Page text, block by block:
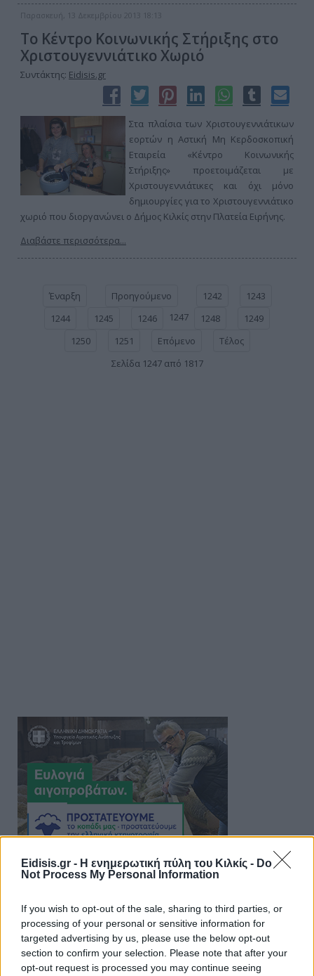
Eidisis.gr - Η ενημερωτική πύλη του Κιλκίς - Do
Not Process My Personal Information
If you wish to opt-out of the sale, sharing to third parties, or
processing of your personal or sensitive information for
targeted advertising by us, please use the below opt-out
section to confirm your selection. Please note that after your
opt-out request is processed you may continue seeing
Παρασκευή, 13 Δεκεμβρίου 2013 18:13
Το Κέντρο Κοινωνικής Στήριξης στο
Χριστουγεννιάτικο Χωριό
Συντάκτης: Eidisis.gr
Στα πλαίσια των Χριστουγεννιάτικων
εορτών η Αστική Μη Κερδοσκοπική
Εταιρεία «Κέντρο Κοινωνικής
Στήριξης» προετοιμάζεται με
Χριστουγεννιάτικες και όχι μόνο
δημιουργίες για το Χριστουγεννιάτικο
χωριό που διοργανώνει ο Δήμος Κιλκίς στην Πλατεία Ειρήνης.
Διαβάστε περισσότερα...
Έναρξη Προηγούμενο 1242
1243
1244
1245 1246 1247 1248
1249
1250
1251 Επόμενο
Τέλος
Σελίδα 1247 από 1817